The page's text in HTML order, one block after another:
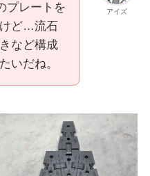
アイズ
プレートを
ど…流石
など構成
いだね。